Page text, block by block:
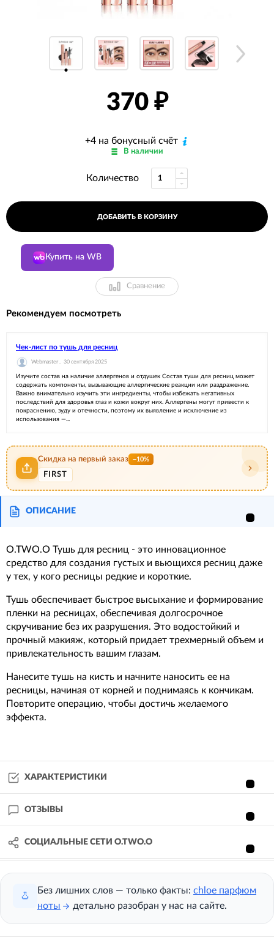
370 ₽
+4 на бонусный счёт
В наличии
Количество
ДОБАВИТЬ В КОРЗИНУ
Купить на WB
Сравнение
Рекомендуем посмотреть
Чек-лист по тушь для ресниц
Webmaster . 30 сентября 2025
Изучите состав на наличие аллергенов и отдушек Состав туши для ресниц может
содержать компоненты, вызывающие аллергические реакции или раздражение.
Важно внимательно изучить эти ингредиенты, чтобы избежать негативных
последствий для здоровья глаз и кожи вокруг них. Аллергены могут привести к
покраснению, зуду и отечности, поэтому их выявление и исключение из
использования —...
Скидка на первый заказ −10%
FIRST
ОПИСАНИЕ
O.TWO.O Тушь для ресниц - это инновационное
средство для создания густых и вьющихся ресниц даже
у тех, у кого ресницы редкие и короткие.
Тушь обеспечивает быстрое высыхание и формирование
пленки на ресницах, обеспечивая долгосрочное
скручивание без их разрушения. Это водостойкий и
прочный макияж, который придает трехмерный объем и
привлекательность вашим глазам.
Нанесите тушь на кисть и начните наносить ее на
ресницы, начиная от корней и поднимаясь к кончикам.
Повторите операцию, чтобы достичь желаемого
эффекта.
ХАРАКТЕРИСТИКИ
ОТЗЫВЫ
СОЦИАЛЬНЫЕ СЕТИ O.TWO.O
Без лишних слов — только факты: chloe парфюм
ноты
детально разобран у нас на сайте.